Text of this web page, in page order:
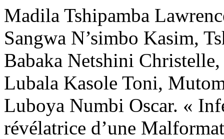
Madila Tshipamba
Sangwa N’simbo Kasim,
Babaka Netshini
Lubala Kasole Toni,
Luboya Numbi Oscar. «
révélatrice d’une